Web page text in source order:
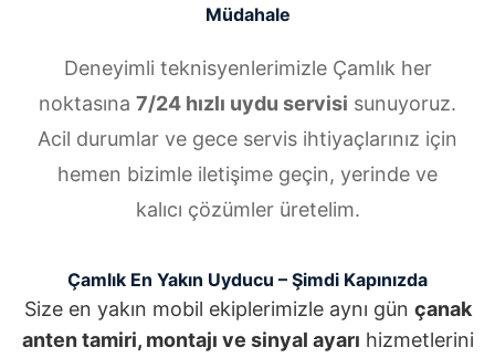
Müdahale
Deneyimli teknisyenlerimizle Çamlık her
noktasına 7/24 hızlı uydu servisi sunuyoruz.
Acil durumlar ve gece servis ihtiyaçlarınız için
hemen bizimle iletişime geçin, yerinde ve
kalıcı çözümler üretelim.
Çamlık En Yakın Uyducu – Şimdi Kapınızda
Size en yakın mobil ekiplerimizle aynı gün çanak
anten tamiri, montajı ve sinyal ayarı hizmetlerini